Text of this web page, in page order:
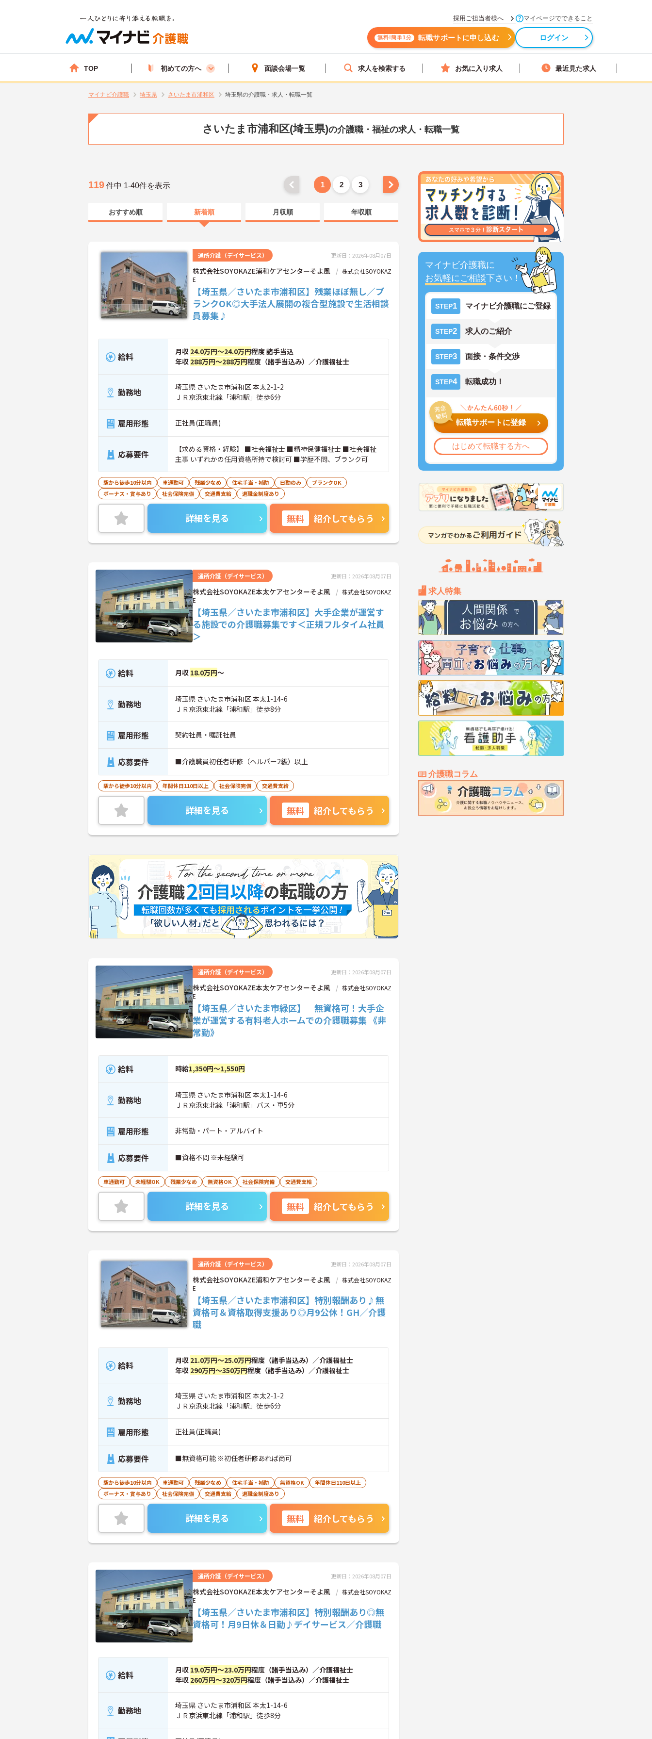
採用ご担当者様へ マイページでできること
無料!簡単1分 転職サポートに申し込む ログイン
TOP 初めての方へ 面談会場一覧 求人を検索する お気に入り求人 最近見た求人
マイナビ介護職 埼玉県 さいたま市浦和区 埼玉県の介護職・求人・転職一覧
さいたま市浦和区(埼玉県)の介護職・福祉の求人・転職一覧
マイナビ介護職に
お気軽にご相談下さい！
STEP1 マイナビ介護職にご登録
STEP2 求人のご紹介
STEP3 面接・条件交渉
STEP4 転職成功！
転職サポートに登録
はじめて転職する方へ
求人特集
介護職コラム
119 件中 1-40件を表示 1 2 3
おすすめ順 新着順 月収順 年収順
通所介護（デイサービス） 更新日：2026年08月07日
株式会社SOYOKAZE浦和ケアセンターそよ風
株式会社SOYOKAZ
E
【埼玉県／さいたま市浦和区】残業ほぼ無し／ブ
ランクOK◎大手法人展開の複合型施設で生活相談
員募集♪
給料 月収 24.0万円～24.0万円程度 諸手当込
年収 288万円～288万円程度（諸手当込み）／介護福祉士
勤務地
埼玉県 さいたま市浦和区 本太2-1-2
ＪＲ京浜東北線「浦和駅」徒歩6分
雇用形態 正社員(正職員)
応募要件
【求める資格・経験】 ■社会福祉士 ■精神保健福祉士 ■社会福祉
主事 いずれかの任用資格所持で検討可 ■学歴不問、ブランク可
駅から徒歩10分以内 車通勤可 残業少なめ 住宅手当・補助 日勤のみ
ブランクOK
ボーナス・賞与あり
社会保険完備 交通費支給 退職金制度あり
詳細を見る 無料 紹介してもらう
通所介護（デイサービス） 更新日：2026年08月07日
株式会社SOYOKAZE本太ケアセンターそよ風
株式会社SOYOKAZ
E
【埼玉県／さいたま市浦和区】大手企業が運営す
る施設での介護職募集です＜正規フルタイム社員
＞
給料 月収 18.0万円～
勤務地
埼玉県 さいたま市浦和区 本太1-14-6
ＪＲ京浜東北線「浦和駅」徒歩8分
雇用形態 契約社員・嘱託社員
応募要件 ■介護職員初任者研修（ヘルパー2級）以上
駅から徒歩10分以内 年間休日110日以上 社会保険完備 交通費支給
詳細を見る 無料 紹介してもらう
通所介護（デイサービス） 更新日：2026年08月07日
株式会社SOYOKAZE本太ケアセンターそよ風
株式会社SOYOKAZ
E
【埼玉県／さいたま市緑区】 無資格可！大手企
業が運営する有料老人ホームでの介護職募集 《非
常勤》
給料 時給1,350円～1,550円
勤務地
埼玉県 さいたま市浦和区 本太1-14-6
ＪＲ京浜東北線「浦和駅」バス・車5分
雇用形態 非常勤・パート・アルバイト
応募要件 ■資格不問 ※未経験可
車通勤可 未経験OK 残業少なめ 無資格OK 社会保険完備 交通費支給
詳細を見る 無料 紹介してもらう
通所介護（デイサービス） 更新日：2026年08月07日
株式会社SOYOKAZE浦和ケアセンターそよ風
株式会社SOYOKAZ
E
【埼玉県／さいたま市浦和区】特別報酬あり♪無
資格可＆資格取得支援あり◎月9公休！GH／介護
職
給料 月収 21.0万円～25.0万円程度（諸手当込み）／介護福祉士
年収 290万円～350万円程度（諸手当込み）／介護福祉士
勤務地
埼玉県 さいたま市浦和区 本太2-1-2
ＪＲ京浜東北線「浦和駅」徒歩6分
雇用形態 正社員(正職員)
応募要件 ■無資格可能 ※初任者研修あれば尚可
駅から徒歩10分以内 車通勤可 残業少なめ 住宅手当・補助 無資格OK
年間休日110日以上
ボーナス・賞与あり
社会保険完備 交通費支給 退職金制度あり
詳細を見る 無料 紹介してもらう
通所介護（デイサービス） 更新日：2026年08月07日
株式会社SOYOKAZE本太ケアセンターそよ風
株式会社SOYOKAZ
E
【埼玉県／さいたま市浦和区】特別報酬あり◎無
資格可！月9日休＆日勤♪デイサービス／介護職
給料 月収 19.0万円～23.0万円程度（諸手当込み）／介護福祉士
年収 260万円～320万円程度（諸手当込み）／介護福祉士
勤務地
埼玉県 さいたま市浦和区 本太1-14-6
ＪＲ京浜東北線「浦和駅」徒歩8分